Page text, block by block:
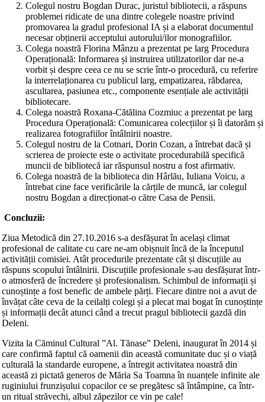
Colegul nostru Bogdan Durac, juristul bibliotecii, a răspuns
problemei ridicate de una dintre colegele noastre privind
promovarea la gradul profesional IA și a elaborat documentul
necesar obținerii acceptului autorului/ilor monografiilor.
Colega noastră Florina Mânzu a prezentat pe larg Procedura
Operațională: Informarea și instruirea utilizatorilor dar ne-a
vorbit și despre ceea ce nu se scrie într-o procedură, cu referire
la interrelaționarea cu publicul larg, empatizarea, răbdarea,
ascultarea, pasiunea etc., componente esențiale ale activității
bibliotecare.
Colega noastră Roxana-Cătălina Cozmiuc a prezentat pe larg
Procedura Operațională: Comunicarea colecțiilor și îi datorăm și
realizarea fotografiilor întâlnirii noastre.
Colegul nostru de la Cotnari, Dorin Cozan, a întrebat dacă și
scrierea de proiecte este o activitate procedurabilă specifică
muncii de bibliotecă iar răspunsul nostru a fost afirmativ.
Colega noastră de la biblioteca din Hârlău, Iuliana Voicu, a
întrebat cine face verificările la cărțile de muncă, iar colegul
nostru Bogdan a direcționat-o către Casa de Pensii.
Concluzii:
Ziua Metodică din 27.10.2016 s-a desfășurat în același climat
profesional de calitate cu care ne-am obișnuit încă de la începutul
activității comisiei. Atât procedurile prezentate cât și discuțiile au
răspuns scopului întâlnirii. Discuțiile profesionale s-au desfășurat într-
o atmosferă de încredere și profesionalism. Schimbul de informații și
cunoștințe a fost benefic de ambele părți. Fiecare dintre noi a avut de
învățat câte ceva de la ceilalți colegi și a plecat mai bogat în cunoștințe
și informații decât atunci când a trecut pragul bibliotecii gazdă din
Deleni.
Vizita la Căminul Cultural ”Al. Tănase” Deleni, inaugurat în 2014 și
care confirmă faptul că oamenii din această comunitate duc și o viață
culturală la standarde europene, a întregit activitatea noastră din
această zi pictată generos de Măria Sa Toamna în nuanțele infinite ale
ruginiului frunzișului copacilor ce se pregătesc să întâmpine, ca într-
un ritual străvechi, albul zăpezilor ce vin pe cale!